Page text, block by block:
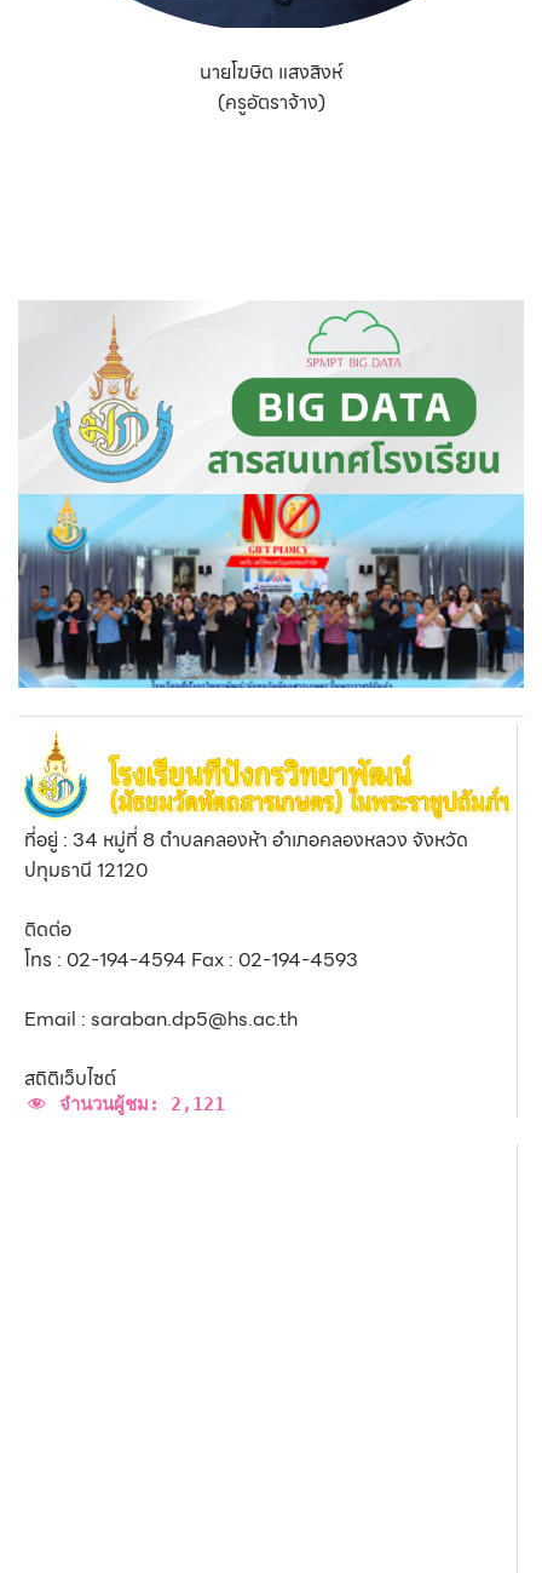
นายโฆษิต แสงสิงห์
(ครูอัตราจ้าง)
ที่อยู่ : 34 หมู่ที่ 8 ตำบลคลองห้า อำเภอคลองหลวง จังหวัด
ปทุมธานี 12120
ติดต่อ
โทร : 02-194-4594 Fax : 02-194-4593
Email : saraban.dp5@hs.ac.th
สถิติเว็บไซต์
จำนวนผู้ชม: 2,121